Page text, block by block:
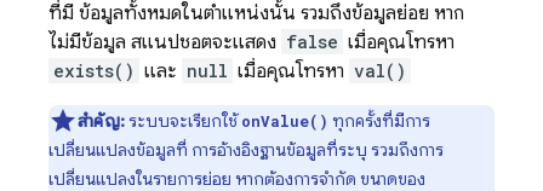
ที่มี ข้อมูลทั้งหมดในตำแหน่งนั้น รวมถึงข้อมูลย่อย หาก
ไม่มีข้อมูล สแนปชอตจะแสดง false เมื่อคุณโทรหา
exists() และ null เมื่อคุณโทรหา val()
สำคัญ:ระบบจะเรียกใช้onValue() ทุกครั้งที่มีการ
เปลี่ยนแปลงข้อมูลที่ การอ้างอิงฐานข้อมูลที่ระบุ รวมถึงการ
เปลี่ยนแปลงในรายการย่อย หากต้องการจำกัด ขนาดของ